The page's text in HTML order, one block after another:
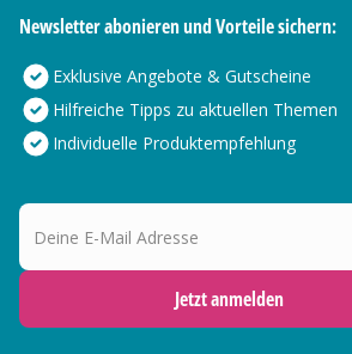
Newsletter abonieren und Vorteile sichern:
Exklusive Angebote & Gutscheine
Hilfreiche Tipps zu aktuellen Themen
Individuelle Produktempfehlung
Deine E-Mail Adresse
Jetzt anmelden